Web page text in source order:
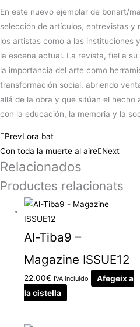
En este nuevo ejemplar de bonart/
selección de artículos, entrevistas y
los artistas como a las instituciones
la escena actual. La revista, fiel a
la importancia del arte como
transformación social, abriendo
allá de la obra y que sitúan el
con la educación, la memoria y la
PrevLora bat
Con toda la muerte al aire Next
Relacionados
Productes relacionats
Al-Tiba9 –
Magazine ISSUE12
22.00€ IVA incluido
Afegeix a
la cistella